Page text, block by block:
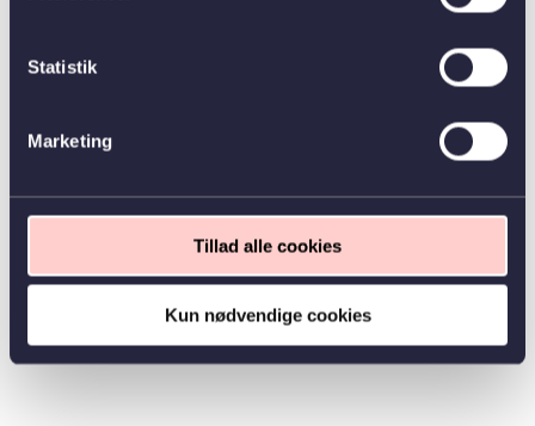
Statistik
Marketing
Tillad alle cookies
Kun nødvendige cookies